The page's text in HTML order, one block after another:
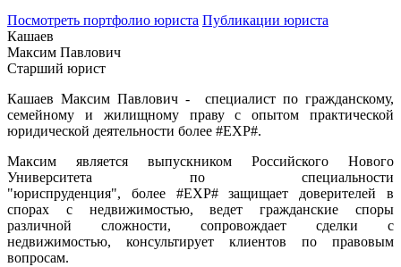
Посмотреть портфолио юриста Публикации юриста
Кашаев
Максим Павлович
Старший юрист
Кашаев Максим Павлович - специалист по гражданскому,
семейному и жилищному праву с опытом практической
юридической деятельности более #EXP#.
Максим является выпускником Российского Нового
Университета по специальности
"юриспруденция", более #EXP# защищает доверителей в
спорах с недвижимостью, ведет гражданские споры
различной сложности, сопровождает сделки с
недвижимостью, консультирует клиентов по правовым
вопросам.